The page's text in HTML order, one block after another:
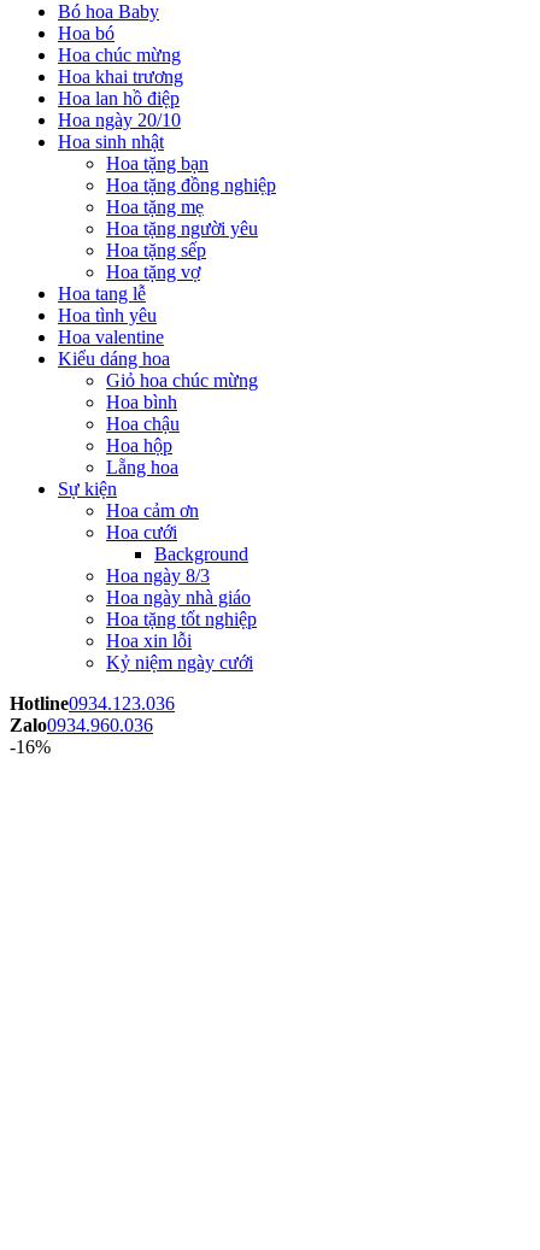
Bó hoa Baby
Hoa bó
Hoa chúc mừng
Hoa khai trương
Hoa lan hồ điệp
Hoa ngày 20/10
Hoa sinh nhật
Hoa tặng bạn
Hoa tặng đồng nghiệp
Hoa tặng mẹ
Hoa tặng người yêu
Hoa tặng sếp
Hoa tặng vợ
Hoa tang lễ
Hoa tình yêu
Hoa valentine
Kiểu dáng hoa
Giỏ hoa chúc mừng
Hoa bình
Hoa chậu
Hoa hộp
Lẵng hoa
Sự kiện
Hoa cảm ơn
Hoa cưới
Background
Hoa ngày 8/3
Hoa ngày nhà giáo
Hoa tặng tốt nghiệp
Hoa xin lỗi
Kỷ niệm ngày cưới
Hotline0934.123.036
Zalo0934.960.036
-16%